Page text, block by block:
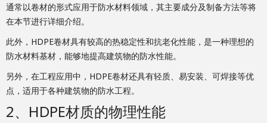
通常以卷材的形式应用于防水材料领域，其主要成分及制备方法等将
在本节进行详细介绍。
此外，HDPE卷材具有较高的热稳定性和抗老化性能，是一种理想的
防水材料基材，能够地提高建筑物的防水性能。
另外，在工程应用中，HDPE卷材还具有轻质、易安装、可焊接等优
点，适用于各种建筑物的防水工程。
2、HDPE材质的物理性能